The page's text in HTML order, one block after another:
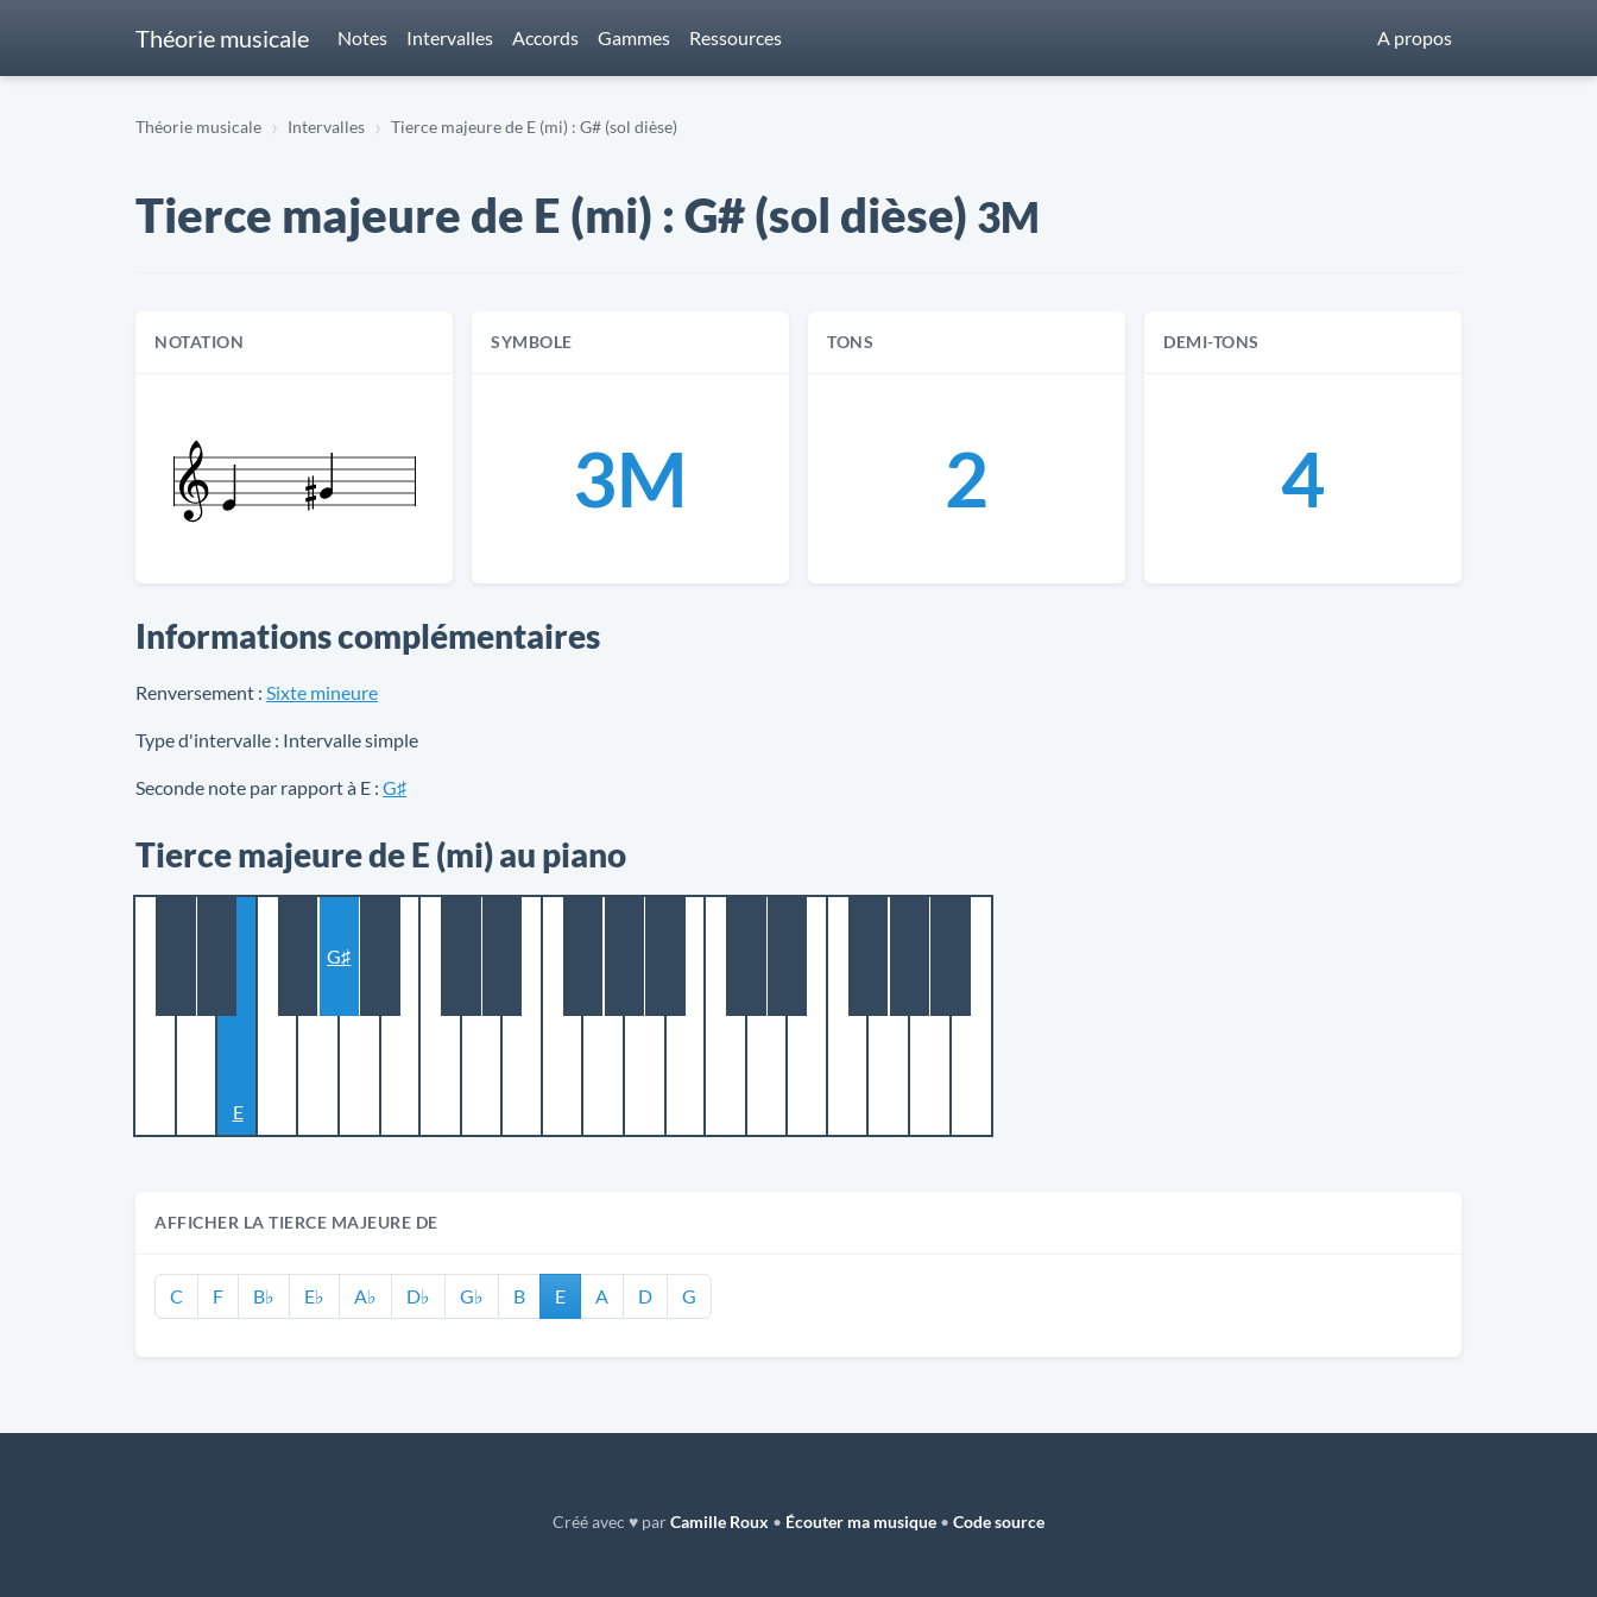
Théorie musicale Notes Intervalles Accords Gammes Ressources A propos
Théorie musicale Intervalles Tierce majeure de E (mi) : G# (sol dièse)
Tierce majeure de E (mi) : G# (sol dièse) 3M
NOTATION SYMBOLE
3M
TONS
2
DEMI-TONS
4
Informations complémentaires
Renversement : Sixte mineure
Type d'intervalle : Intervalle simple
Seconde note par rapport à E : G♯
Tierce majeure de E (mi) au piano
E
G♯
AFFICHER LA TIERCE MAJEURE DE
C F B♭ E♭ A♭ D♭ G♭ B E A D G
Créé avec ♥ parCamille Roux • Écouter ma musique • Code source